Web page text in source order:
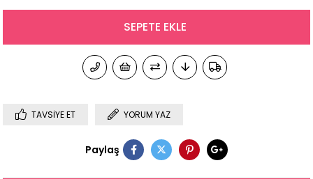
TAVSIYE ET YORUM YAZ
Paylaş